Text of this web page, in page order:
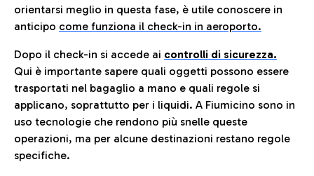
orientarsi meglio in questa fase, è utile conoscere in
anticipo come funziona il check-in in aeroporto.
Dopo il check-in si accede ai controlli di sicurezza.
Qui è importante sapere quali oggetti possono essere
trasportati nel bagaglio a mano e quali regole si
applicano, soprattutto per i liquidi. A Fiumicino sono in
uso tecnologie che rendono più snelle queste
operazioni, ma per alcune destinazioni restano regole
specifiche.